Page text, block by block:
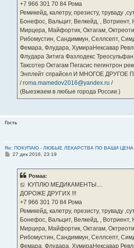
‪+7 966 301 70 84‬ Рома
Ремикейд, калетру, презисту, труваду
Бонефос, Вальцит, Велкейд, ,
Мирцера, Майфортик, Октагам,
Рибомустин, Сандиммун, Селлсепт,
Фемара, Флудара, ХумираНексавар
Флудара Зитига Фазлодекс
Таксотер Октагам Пегасис пегинтрон
Энплейт спрайсел И МНОГОЕ
/roma.mamedov2016@yandex.ru /
(Выезжаем в любые города России.)
Гость
Re: ПОКУПАЮ - ЛЮБЫЕ ЛЕКАРСТВА ПО ВАШИ ЦЕНА
С27 дек 2016, 23:19
Ромаа:
КУПЛЮ МЕДИКАМЕНТЫ....
ДОРОЖЕ ДРУГИХ !!!
‪+7 966 301 70 84‬ Рома
Ремикейд, калетру, презисту, труваду
Бонефос, Вальцит, Велкейд, ,
Мирцера, Майфортик, Октагам,
Рибомустин, Сандиммун, Селлсепт,
Фемара, Флудара, ХумираНексавар